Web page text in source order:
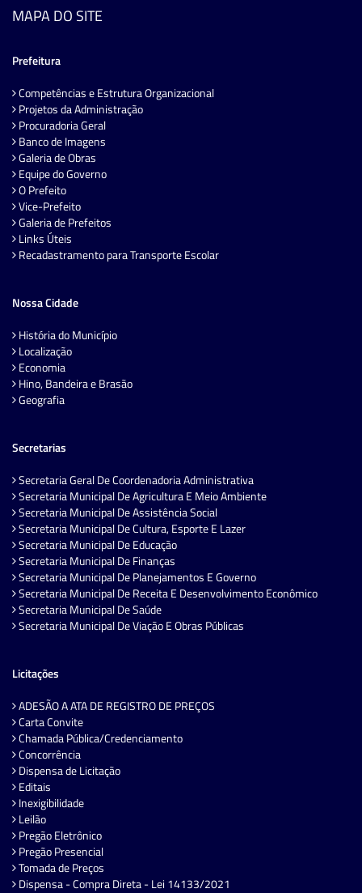
MAPA DO SITE
Prefeitura
Competências e Estrutura Organizacional
Projetos da Administração
Procuradoria Geral
Banco de Imagens
Galeria de Obras
Equipe do Governo
O Prefeito
Vice-Prefeito
Galeria de Prefeitos
Links Úteis
Recadastramento para Transporte Escolar
Nossa Cidade
História do Município
Localização
Economia
Hino, Bandeira e Brasão
Geografia
Secretarias
Secretaria Geral De Coordenadoria Administrativa
Secretaria Municipal De Agricultura E Meio Ambiente
Secretaria Municipal De Assistência Social
Secretaria Municipal De Cultura, Esporte E Lazer
Secretaria Municipal De Educação
Secretaria Municipal De Finanças
Secretaria Municipal De Planejamentos E Governo
Secretaria Municipal De Receita E Desenvolvimento Econômico
Secretaria Municipal De Saúde
Secretaria Municipal De Viação E Obras Públicas
Licitações
ADESÃO A ATA DE REGISTRO DE PREÇOS
Carta Convite
Chamada Pública/Credenciamento
Concorrência
Dispensa de Licitação
Editais
Inexigibilidade
Leilão
Pregão Eletrônico
Pregão Presencial
Tomada de Preços
Dispensa - Compra Direta - Lei 14133/2021